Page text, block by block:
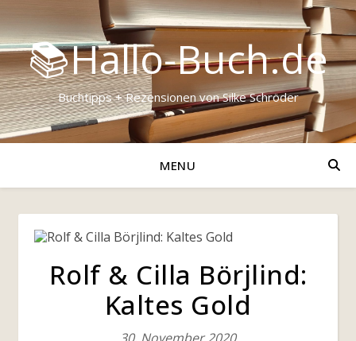
📚Hallo-Buch.de
Buchtipps + Rezensionen von Silke Schröder
MENU
Rolf & Cilla Börjlind:
Kaltes Gold